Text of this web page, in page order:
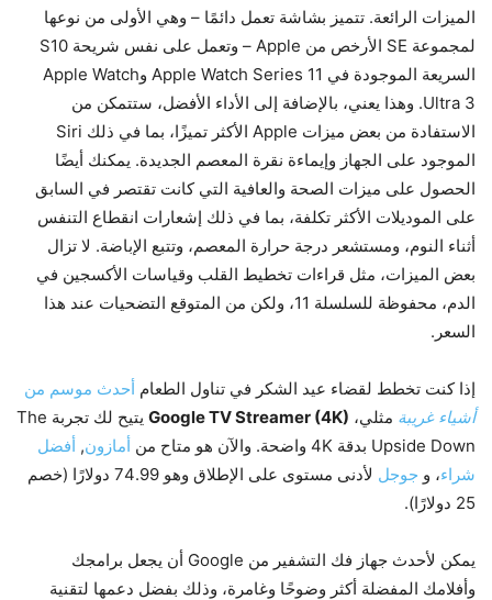
الميزات الرائعة. تتميز بشاشة تعمل دائمًا – وهي الأولى من نوعها
لمجموعة SE الأرخص من Apple – وتعمل على نفس شريحة S10
السريعة الموجودة في Apple Watch Series 11 وApple Watch
Ultra 3. وهذا يعني، بالإضافة إلى الأداء الأفضل، ستتمكن من
الاستفادة من بعض ميزات Apple الأكثر تميزًا، بما في ذلك Siri
الموجود على الجهاز وإيماءة نقرة المعصم الجديدة. يمكنك أيضًا
الحصول على ميزات الصحة والعافية التي كانت تقتصر في السابق
على الموديلات الأكثر تكلفة، بما في ذلك إشعارات انقطاع التنفس
أثناء النوم، ومستشعر درجة حرارة المعصم، وتتبع الإباضة. لا تزال
بعض الميزات، مثل قراءات تخطيط القلب وقياسات الأكسجين في
الدم، محفوظة للسلسلة 11، ولكن من المتوقع التضحيات عند هذا
السعر.
إذا كنت تخطط لقضاء عيد الشكر في تناول الطعام أحدث موسم من
أشياء غريبة مثلي، Google TV Streamer (4K)
يتيح لك تجربة The
Upside Down بدقة 4K واضحة. والآن هو متاح من
أمازون, أفضل
شراء، و جوجل
لأدنى مستوى على الإطلاق وهو 74.99 دولارًا (خصم
25 دولارًا).
يمكن لأحدث جهاز فك التشفير من Google أن يجعل برامجك
وأفلامك المفضلة أكثر وضوحًا وغامرة، وذلك بفضل دعمها لتقنية